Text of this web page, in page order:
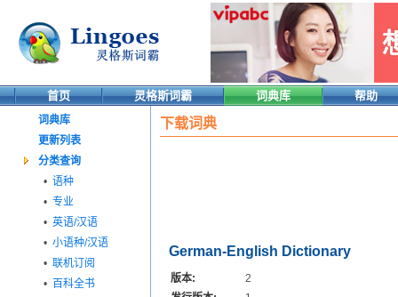
首页 灵格斯词霸 词典库 帮助
词典库
更新列表
分类查询
• 语种
• 专业
• 英语/汉语
• 小语种/汉语
• 联机订阅
• 百科全书
下载词典
German-English Dictionary
版本:
2